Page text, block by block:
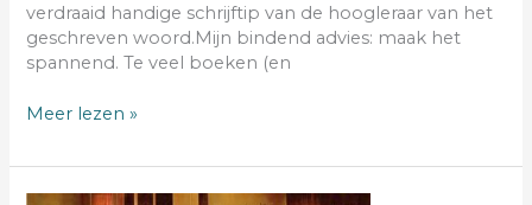
verdraaid handige schrijftip van de hoogleraar van het
geschreven woord.Mijn bindend advies: maak het
spannend. Te veel boeken (en
Meer lezen »